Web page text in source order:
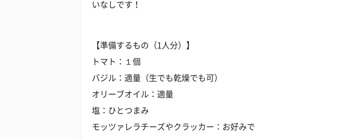
いなしです！
【準備するもの（1人分）】
トマト：１個
バジル：適量（生でも乾燥でも可）
オリーブオイル：適量
塩：ひとつまみ
モッツァレラチーズやクラッカー：お好みで